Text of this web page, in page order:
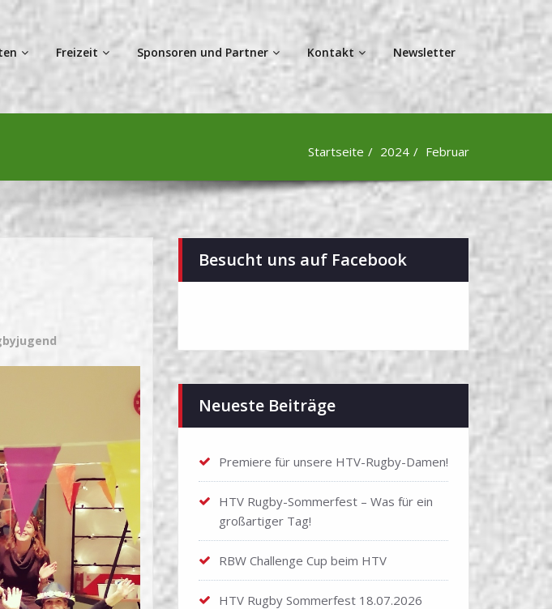
Freizeit Sponsoren und Partner Kontakt Newsletter
Startseite 2024 Februar
Besucht uns auf Facebook
Neueste Beiträge
Premiere für unsere HTV-Rugby-Damen!
HTV Rugby-Sommerfest – Was für ein
großartiger Tag!
RBW Challenge Cup beim HTV
HTV Rugby Sommerfest 18.07.2026